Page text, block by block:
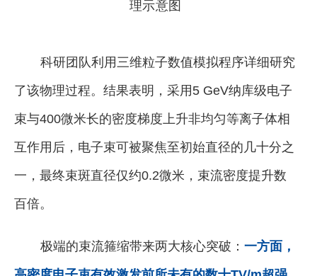
理示意图
科研团队利用三维粒子数值模拟程序详细研究
了该物理过程。结果表明，采用5 GeV纳库级电子
束与400微米长的密度梯度上升非均匀等离子体相
互作用后，电子束可被聚焦至初始直径的几十分之
一，最终束斑直径仅约0.2微米，束流密度提升数
百倍。
极端的束流箍缩带来两大核心突破：一方面，